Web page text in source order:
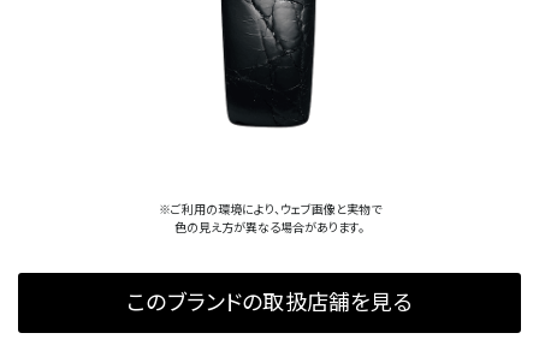
※ご利用の環境により、ウェブ画像と実物で
色の見え方が異なる場合があります。
このブランドの取扱店舗を見る